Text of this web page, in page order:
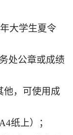
大学生夏令
处公章或成绩
，可使用成
纸上）；